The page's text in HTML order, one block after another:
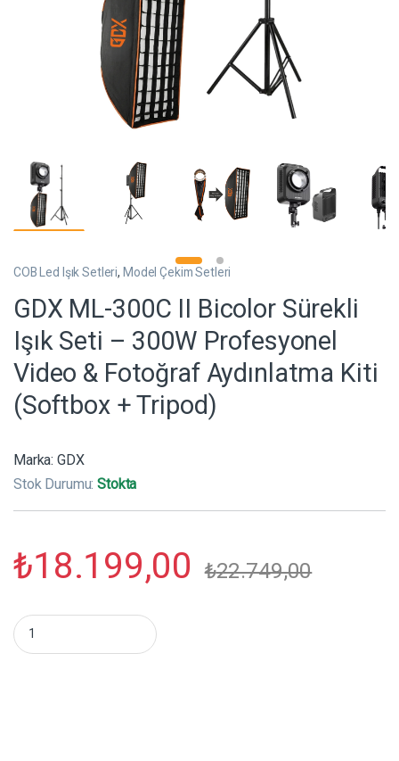
COB Led Işık Setleri, Model Çekim Setleri
GDX ML-300C II Bicolor Sürekli
Işık Seti – 300W Profesyonel
Video & Fotoğraf Aydınlatma Kiti
(Softbox + Tripod)
Marka: GDX
Stok Durumu:Stokta
₺18.199,00 ₺22.749,00
GDX ML-300C II Bicolor Sürekli Işık Seti – 300W